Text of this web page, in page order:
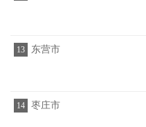
13 东营市
14 枣庄市